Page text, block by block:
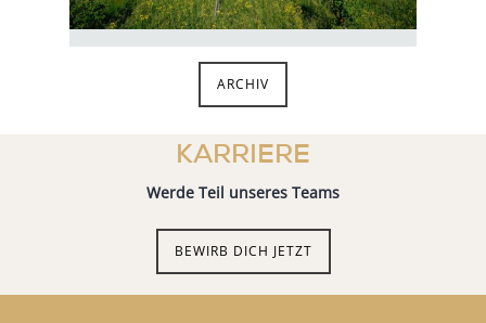
ARCHIV
KARRIERE
Werde Teil unseres Teams
BEWIRB DICH JETZT